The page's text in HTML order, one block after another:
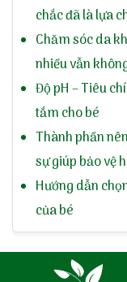
chắc đã là lựa
Chăm sóc da
nhiều vẫn
Độ pH – Tiêu
tắm cho bé
Thành phần
sự giúp bảo vệ
Hướng dẫn
của bé